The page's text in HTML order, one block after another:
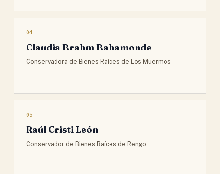
04
Claudia Brahm Bahamonde
Conservadora de Bienes Raíces de Los Muermos
05
Raúl Cristi León
Conservador de Bienes Raíces de Rengo